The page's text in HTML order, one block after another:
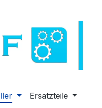
Ersatzteile